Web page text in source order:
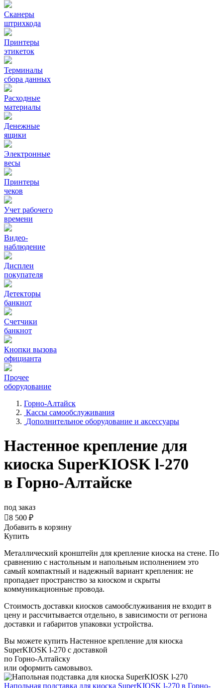
Сканеры
штрихкода
Принтеры
этикеток
Терминалы
сбора данных
Расходные
материалы
Денежные
ящики
Электронные
весы
Принтеры
чеков
Учет рабочего
времени
Видео‑
наблюдение
Дисплеи
покупателя
Детекторы
банкнот
Счетчики
банкнот
Кнопки вызова
официанта
Прочее
оборудование
Горно-Алтайск
Кассы самообслуживания
Дополнительное оборудование и аксессуары
Настенное крепление для
киоска SuperKIOSK l-270
в Горно-Алтайске
под заказ
8 500 ₽
Добавить в корзину
Купить
Металлический кронштейн для крепление киоска на стене. По
сравнению с настольным и напольным исполнением это
самый компактный и надежный вариант крепления: не
пропадает пространство за киоском и скрыты
коммуникационные провода.
Стоимость доставки киосков самообслуживания не входит в
цену и рассчитывается отдельно, в зависимости от региона
доставки и габаритов упаковки устройства.
Вы можете купить Настенное крепление для киоска
SuperKIOSK l-270 с доставкой
по Горно-Алтайску
или оформить самовывоз.
Напольная подставка для киоска SuperKIOSK l-270 в Горно-